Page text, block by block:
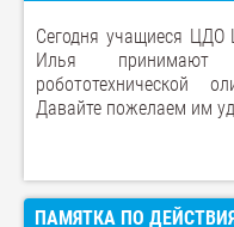
Сегодня учащиеся ЦДО
Илья принимают
робототехнической
Давайте пожелаем им
ПАМЯТКА ПО